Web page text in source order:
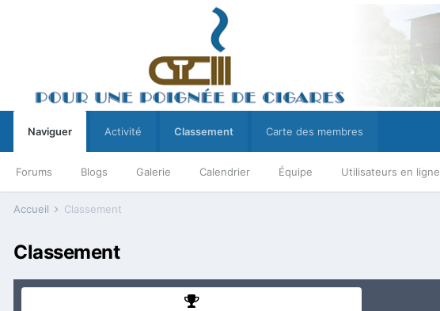
Naviguer
Forums Blogs Galerie Calendrier Équipe Utilisateurs en ligne
Activité Classement Carte des membres
Accueil Classement
Classement